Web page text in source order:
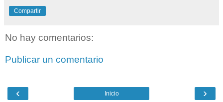
Compartir
No hay comentarios:
Publicar un comentario
‹ ›
Inicio